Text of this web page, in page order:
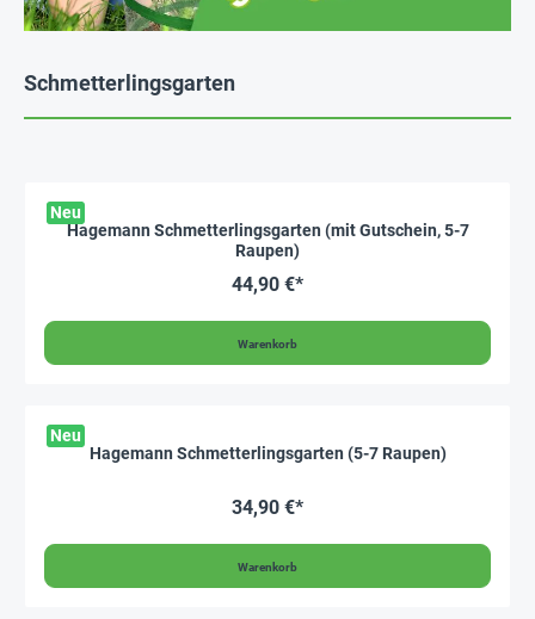
Schmetterlingsgarten
Neu
Hagemann Schmetterlingsgarten (mit Gutschein, 5-7
Raupen)
44,90 €*
Warenkorb
Neu
Hagemann Schmetterlingsgarten (5-7 Raupen)
34,90 €*
Warenkorb